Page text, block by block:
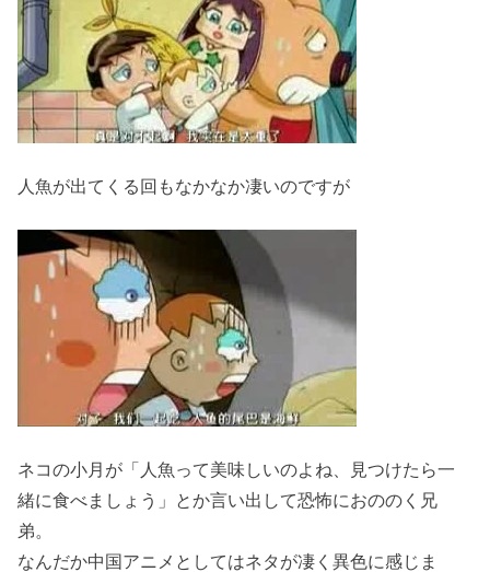
人魚が出てくる回もなかなか凄いのですが
ネコの小月が「人魚って美味しいのよね、見つけたら一
緒に食べましょう」とか言い出して恐怖におののく兄
弟。
なんだか中国アニメとしてはネタが凄く異色に感じま